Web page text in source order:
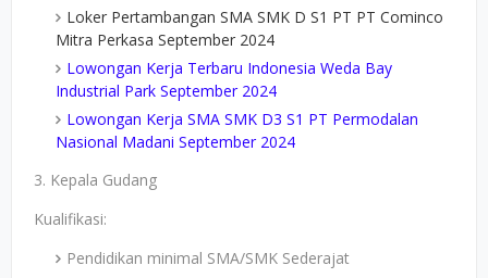
Loker Pertambangan SMA SMK D S1 PT PT Cominco
Mitra Perkasa September 2024
Lowongan Kerja Terbaru Indonesia Weda Bay
Industrial Park September 2024
Lowongan Kerja SMA SMK D3 S1 PT Permodalan
Nasional Madani September 2024
3. Kepala Gudang
Kualifikasi:
Pendidikan minimal SMA/SMK Sederajat